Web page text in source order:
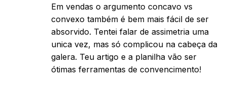
Em vendas o argumento concavo vs
convexo também é bem mais fácil de ser
absorvido. Tentei falar de assimetria uma
unica vez, mas só complicou na cabeça da
galera. Teu artigo e a planilha vão ser
ótimas ferramentas de convencimento!